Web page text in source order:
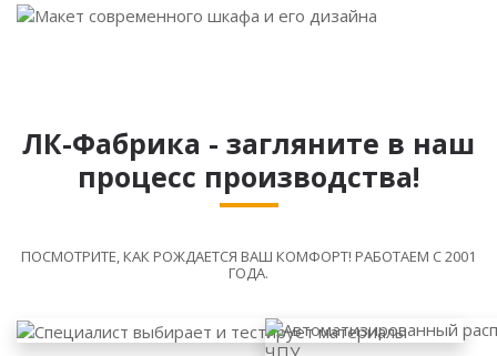
ЛК-Фабрика - загляните в наш
процесс производства!
ПОСМОТРИТЕ, КАК РОЖДАЕТСЯ ВАШ КОМФОРТ! РАБОТАЕМ С 2001
ГОДА.